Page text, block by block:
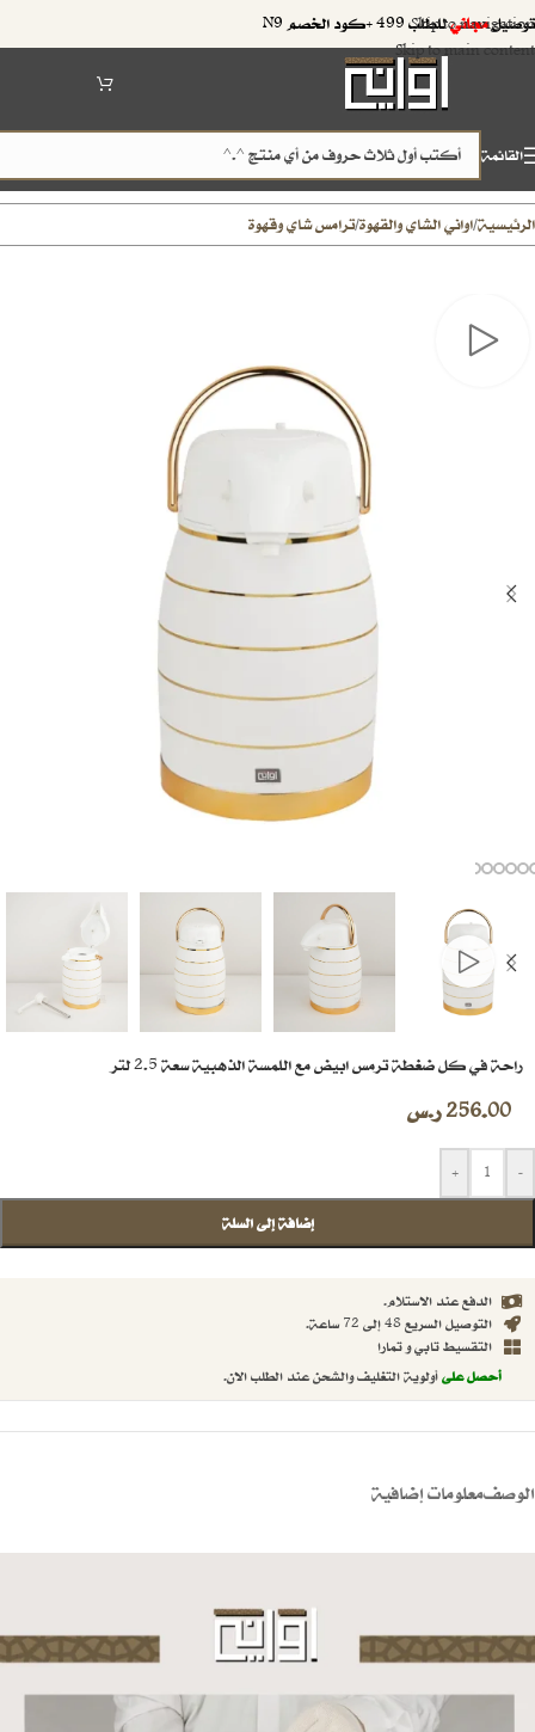
Skip to navigation
Skip to main content
توصيلمجانيللطلب 499 +كود الخصم N9
القائمة
الرئيسية/اواني الشاي والقهوة/ترامس شاي وقهوة
راحة في كل ضغطة ترمس ابيض مع اللمسة الذهبية سعة 2.5 لتر
256.00ر.س
-
+
إضافة إلى السلة
الدفع عند الاستلام.
التوصيل السريع 48 إلى 72 ساعة.
التقسيط تابي و تمارا
أحصل علىأولوية التغليف والشحن عند الطلب الان.
الوصفمعلومات إضافية